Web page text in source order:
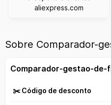
aliexpress.com
Sobre Comparador-
Comparador-gestao-de-
✂️ Código de desconto